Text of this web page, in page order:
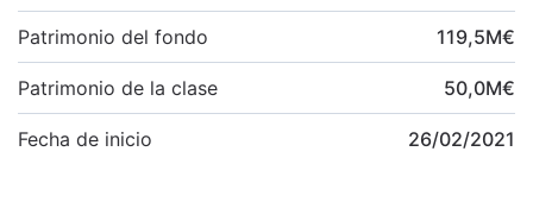
Patrimonio del fondo 119,5M€
Patrimonio de la clase 50,0M€
Fecha de inicio 26/02/2021